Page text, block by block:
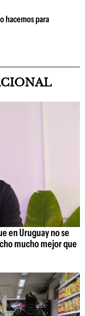
hacemos para
en Uruguay no se
mucho mejor que